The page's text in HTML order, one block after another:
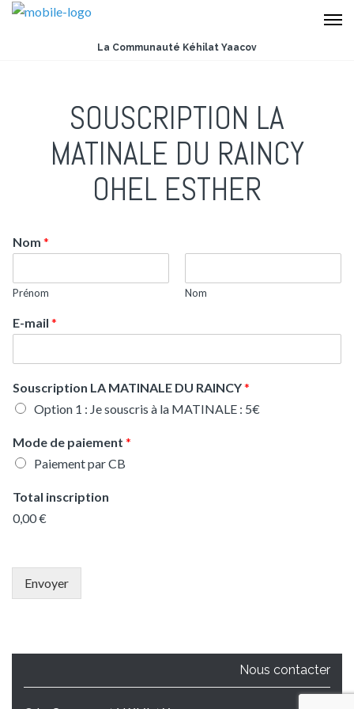
La Communauté Kéhilat Yaacov
SOUSCRIPTION LA
MATINALE DU RAINCY
OHEL ESTHER
Nom *
Prénom Nom
E-mail *
Souscription LA MATINALE DU RAINCY*
Option 1 : Je souscris à la MATINALE : 5€
Mode de paiement *
Paiement par CB
Total inscription
0,00 €
Envoyer
Nous contacter